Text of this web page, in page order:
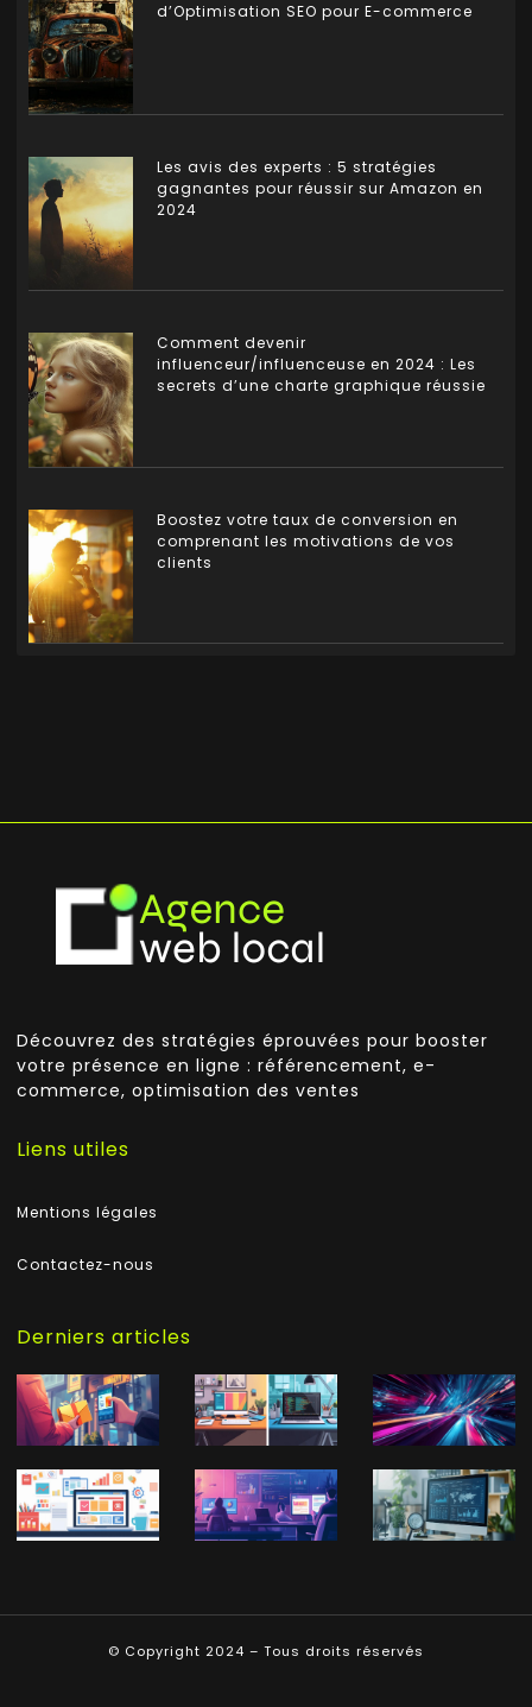
d’Optimisation SEO pour E-commerce
Les avis des experts : 5 stratégies
gagnantes pour réussir sur Amazon en
2024
Comment devenir
influenceur/influenceuse en 2024 : Les
secrets d’une charte graphique réussie
Boostez votre taux de conversion en
comprenant les motivations de vos
clients
Découvrez des stratégies éprouvées pour booster
votre présence en ligne : référencement, e-
commerce, optimisation des ventes
Liens utiles
Mentions légales
Contactez-nous
Derniers articles
© Copyright 2024 – Tous droits réservés